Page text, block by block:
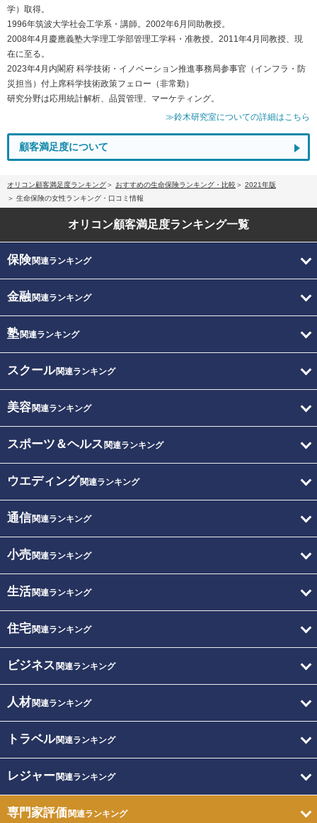
学）取得。
1996年筑波大学社会工学系・講師。2002年6月同助教授。
2008年4月慶應義塾大学理工学部管理工学科・准教授。2011年4月同教授、現
在に至る。
2023年4月内閣府 科学技術・イノベーション推進事務局参事官（インフラ・防
災担当）付上席科学技術政策フェロー（非常勤）
研究分野は応用統計解析、品質管理、マーケティング。
≫鈴木研究室についての詳細はこちら
顧客満足度について
オリコン顧客満足度ランキング おすすめの生命保険ランキング・比較
2021年版
生命保険の女性ランキング・口コミ情報
オリコン顧客満足度ランキング一覧
保険関連ランキング
金融関連ランキング
塾関連ランキング
スクール関連ランキング
美容関連ランキング
スポーツ＆ヘルス 関連ランキング
ウエディング関連ランキング
通信関連ランキング
小売関連ランキング
生活関連ランキング
住宅関連ランキング
ビジネス 関連ランキング
人材関連ランキング
トラベル関連ランキング
レジャー関連ランキング
専門家評価関連ランキング